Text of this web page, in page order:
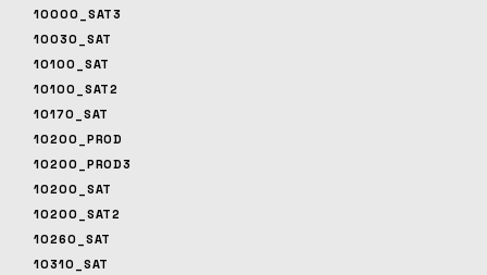
10000_SAT3
10030_SAT
10100_SAT
10100_SAT2
10170_SAT
10200_PROD
10200_PROD3
10200_SAT
10200_SAT2
10260_SAT
10310_SAT